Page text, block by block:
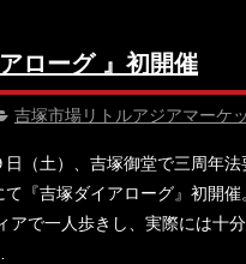
ローグ 』初開催
吉塚市場リトルアジアマーケ
日（土）、吉塚御堂で三周年
て『吉塚ダイアローグ』初開
アで一人歩きし、実際には十